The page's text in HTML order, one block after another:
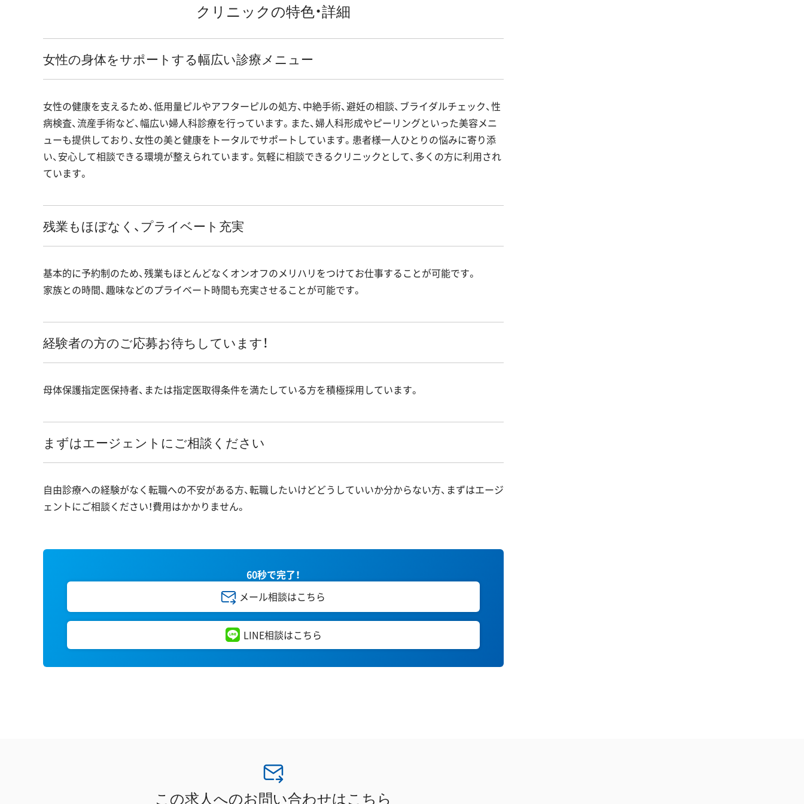
クリニックの特色・詳細
女性の身体をサポートする幅広い診療メニュー
女性の健康を支えるため、低用量ピルやアフターピルの処方、中絶手術、避妊の相談、ブライダルチェック、性
病検査、流産手術など、幅広い婦人科診療を行っています。また、婦人科形成やピーリングといった美容メニ
ューも提供しており、女性の美と健康をトータルでサポートしています。患者様一人ひとりの悩みに寄り添
い、安心して相談できる環境が整えられています。気軽に相談できるクリニックとして、多くの方に利用され
ています。
残業もほぼなく、プライベート充実
基本的に予約制のため、残業もほとんどなくオンオフのメリハリをつけてお仕事することが可能です。
家族との時間、趣味などのプライベート時間も充実させることが可能です。
経験者の方のご応募お待ちしています！
母体保護指定医保持者、または指定医取得条件を満たしている方を積極採用しています。
まずはエージェントにご相談ください
自由診療への経験がなく転職への不安がある方、転職したいけどどうしていいか分からない方、まずはエージ
ェントにご相談ください！費用はかかりません。
60秒で完了！
メール相談はこちら
LINE相談はこちら
この求人へのお問い合わせはこちら